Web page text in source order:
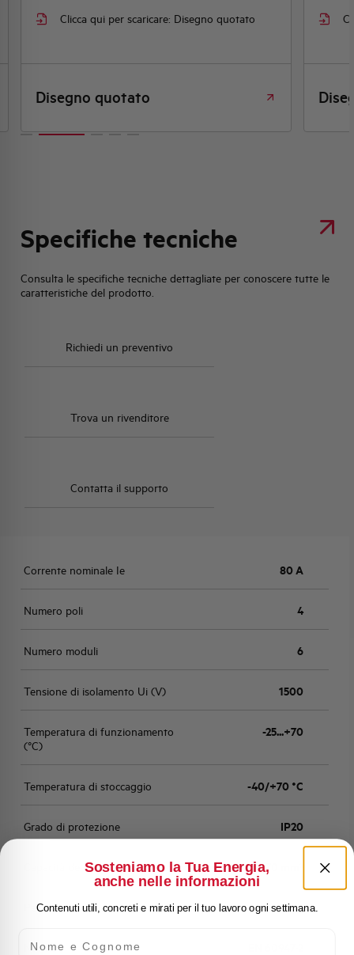
Clicca qui per scaricare: Disegno quotato
Disegno quotato
Specifiche tecniche
Consulta le specifiche tecniche dettagliate per conoscere tutte le
caratteristiche del prodotto.
Richiedi un preventivo
Trova un rivenditore
Contatta il supporto
Corrente nominale Ie 80 A
Numero poli 4
Numero moduli 6
Tensione di isolamento Ui (V) 1500
Temperatura di funzionamento
(°C)
-25...+70
Temperatura di stoccaggio -40/+70 °C
Grado di protezione IP20
Capacità dei terminali rigido/flessibile 50/70 mm²
Peso 980
Norma
Sosteniamo la Tua Energia,
anche nelle informazioni
Contenuti utili, concreti e mirati per il tuo lavoro ogni settimana.